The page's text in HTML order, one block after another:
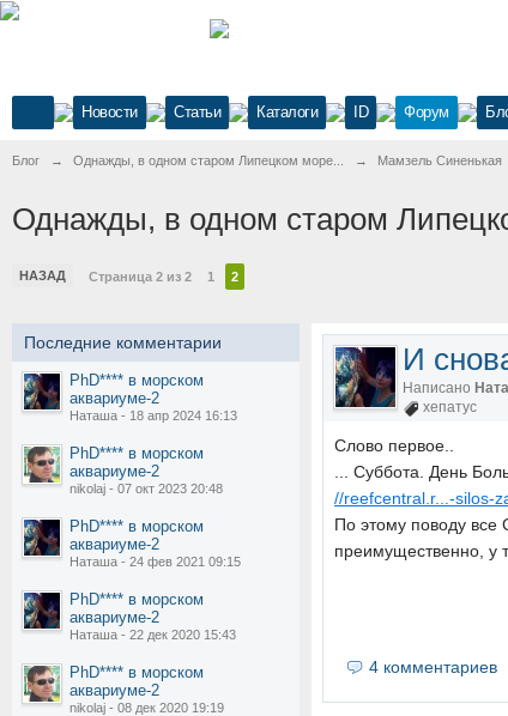
Новости Статьи Каталоги ID Форум
Блог → Однажды, в одном старом Липецком море... → Мамзель Синенькая
Однажды, в одном старом
НАЗАД Страница 2 из 2 1 2
И
Написано
хепатус
Слово первое..
... Суббота. День
//reefcentral.r...-silos-
По этому поводу все
преимущественно, у
4 комментариев
Последние комментарии
PhD**** в морском
аквариуме-2
Наташа - 18 апр 2024 16:13
PhD**** в морском
аквариуме-2
nikolaj - 07 окт 2023 20:48
PhD**** в морском
аквариуме-2
Наташа - 24 фев 2021 09:15
PhD**** в морском
аквариуме-2
Наташа - 22 дек 2020 15:43
PhD**** в морском
аквариуме-2
nikolaj - 08 дек 2020 19:19